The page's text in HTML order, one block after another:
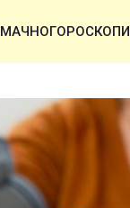
ГОРОСКОПИ